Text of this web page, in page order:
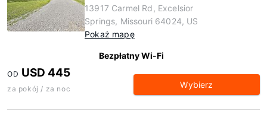
13917 Carmel Rd, Excelsior
Springs, Missouri 64024, US
Pokaż mapę
Bezpłatny Wi-Fi
OD USD 445
za pokój / za noc Wybierz